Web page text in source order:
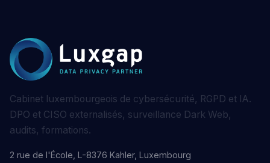
Cabinet luxembourgeois de cybersécurité, RGPD et IA.
DPO et CISO externalisés, surveillance Dark Web,
audits, formations.
2 rue de l'École, L-8376 Kahler, Luxembourg